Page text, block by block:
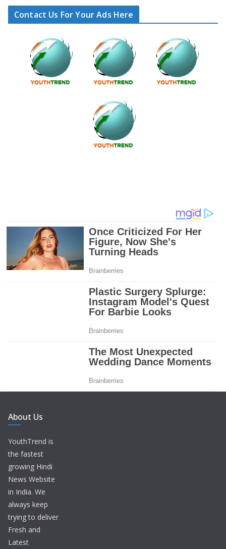
Contact Us For Your Ads Here
About Us
YouthTrend is
the fastest
growing Hindi
News Website
in India. We
always keep
trying to deliver
Fresh and
Latest